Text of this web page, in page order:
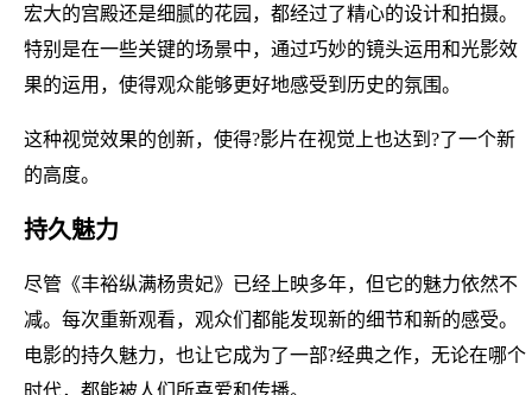
宏大的宫殿还是细腻的花园，都经过了精心的设计和拍摄。
特别是在一些关键的场景中，通过巧妙的镜头运用和光影效
果的运用，使得观众能够更好地感受到历史的氛围。
这种视觉效果的创新，使得?影片在视觉上也达到?了一个新
的高度。
持久魅力
尽管《丰裕纵满杨贵妃》已经上映多年，但它的魅力依然不
减。每次重新观看，观众们都能发现新的细节和新的感受。
电影的持久魅力，也让它成为了一部?经典之作，无论在哪个
时代，都能被人们所喜爱和传播。